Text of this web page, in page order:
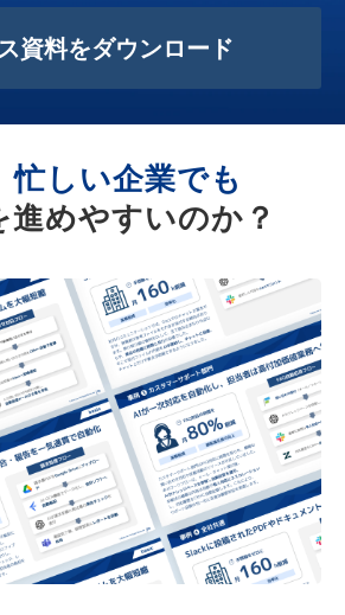
資料をダウンロード
忙しい企業でも
進めやすいのか？